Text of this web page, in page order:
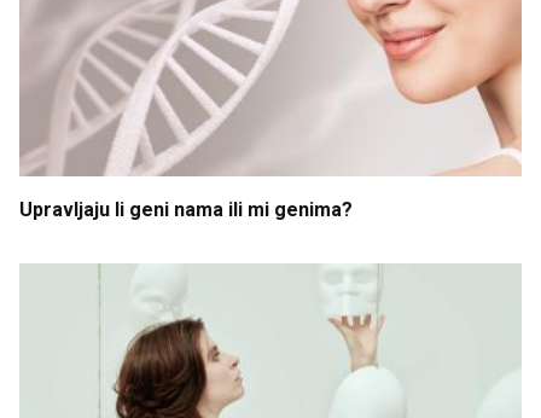
Upravljaju li geni nama ili mi genima?